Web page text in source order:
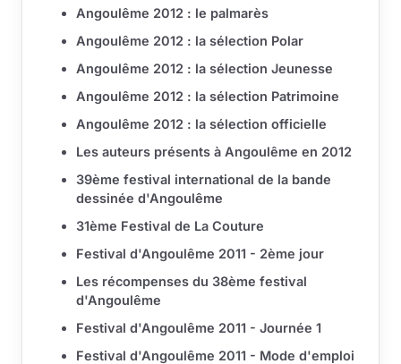
Angoulême 2012 : le palmarès
Angoulême 2012 : la sélection Polar
Angoulême 2012 : la sélection Jeunesse
Angoulême 2012 : la sélection Patrimoine
Angoulême 2012 : la sélection officielle
Les auteurs présents à Angoulême en 2012
39ème festival international de la bande
dessinée d'Angoulême
31ème Festival de La Couture
Festival d'Angoulême 2011 - 2ème jour
Les récompenses du 38ème festival
d'Angoulême
Festival d'Angoulême 2011 - Journée 1
Festival d'Angoulême 2011 - Mode d'emploi